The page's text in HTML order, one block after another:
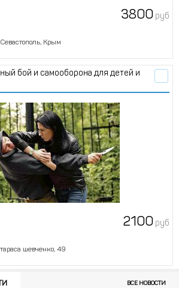
3800 руб
Крым
2100 руб
шевченко, 49
ВСЕ НОВОСТИ